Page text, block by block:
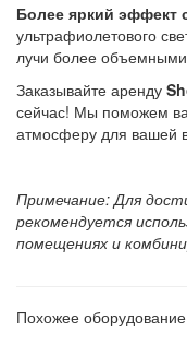
Более яркий
ультрафиолетового
лучи более
Заказывайте аренду
сейчас! Мы поможем
атмосферу для вашей
Примечание: Для
рекомендуется
помещениях и
Похожее